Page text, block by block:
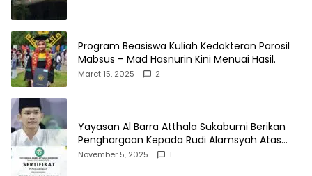
Program Beasiswa Kuliah Kedokteran Parosil
Mabsus – Mad Hasnurin Kini Menuai Hasil.
Maret 15, 2025 2
Yayasan Al Barra Atthala Sukabumi Berikan
Penghargaan Kepada Rudi Alamsyah Atas
Kontribusi Sosial dan Kemasyarakatan
November 5, 2025 1